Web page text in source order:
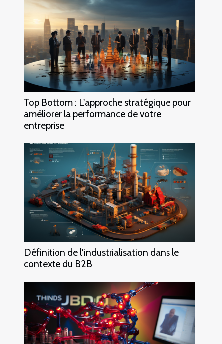
Top Bottom : L'approche stratégique pour
améliorer la performance de votre
entreprise
Définition de l'industrialisation dans le
contexte du B2B